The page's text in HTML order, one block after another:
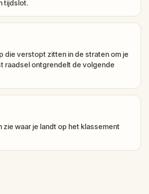
tijdslot.
die verstopt zitten in de straten om je
raadsel ontgrendelt de volgende
zie waar je landt op het klassement